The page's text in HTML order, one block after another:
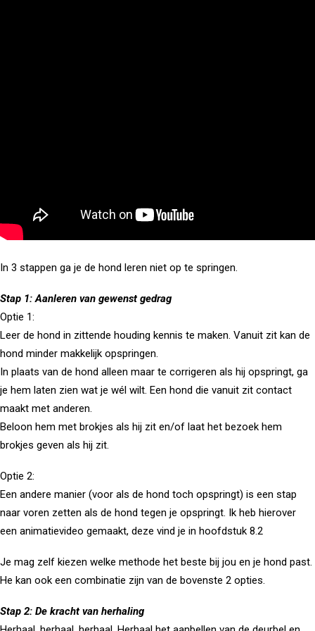
In 3 stappen ga je de hond leren niet op te springen.
Stap 1: Aanleren van gewenst gedrag
Optie 1:
Leer de hond in zittende houding kennis te maken. Vanuit zit kan de
hond minder makkelijk opspringen.
In plaats van de hond alleen maar te corrigeren als hij opspringt, ga
je hem laten zien wat je wél wilt. Een hond die vanuit zit contact
maakt met anderen.
Beloon hem met brokjes als hij zit en/of laat het bezoek hem
brokjes geven als hij zit.
Optie 2:
Een andere manier (voor als de hond toch opspringt) is een stap
naar voren zetten als de hond tegen je opspringt. Ik heb hierover
een animatievideo gemaakt, deze vind je in hoofdstuk 8.2
Je mag zelf kiezen welke methode het beste bij jou en je hond past.
He kan ook een combinatie zijn van de bovenste 2 opties.
Stap 2: De kracht van herhaling